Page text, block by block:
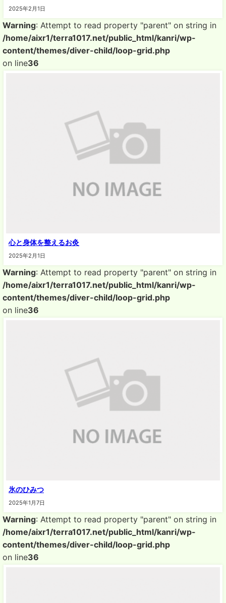
2025年2月1日
Warning: Attempt to read property "parent" on string in
/home/aixr1/terra1017.net/public_html/kanri/wp-
content/themes/diver-child/loop-grid.php
on line36
心と身体を整えるお灸
2025年2月1日
Warning: Attempt to read property "parent" on string in
/home/aixr1/terra1017.net/public_html/kanri/wp-
content/themes/diver-child/loop-grid.php
on line36
氷のひみつ
2025年1月7日
Warning: Attempt to read property "parent" on string in
/home/aixr1/terra1017.net/public_html/kanri/wp-
content/themes/diver-child/loop-grid.php
on line36